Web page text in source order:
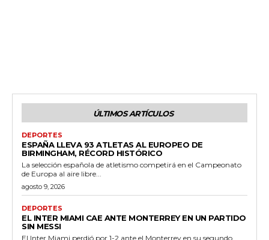
ÚLTIMOS ARTÍCULOS
DEPORTES
ESPAÑA LLEVA 93 ATLETAS AL EUROPEO DE
BIRMINGHAM, RÉCORD HISTÓRICO
La selección española de atletismo competirá en el Campeonato
de Europa al aire libre...
agosto 9, 2026
DEPORTES
EL INTER MIAMI CAE ANTE MONTERREY EN UN PARTIDO
SIN MESSI
El Inter Miami perdió por 1-2 ante el Monterrey en su segundo